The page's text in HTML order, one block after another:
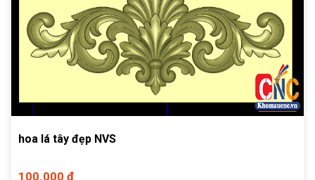
hoa lá tây đẹp NVS
100.000 ₫